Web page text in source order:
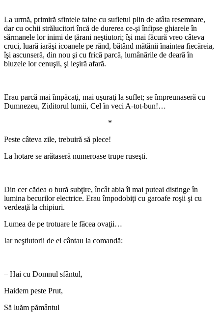
La urmă, primiră sfintele taine cu sufletul plin de atâta resemnare,
dar cu ochii strălucitori încă de durerea ce-şi înfipse ghiarele în
sărmanele lor inimi de ţărani neştiutori; îşi mai făcură vreo câteva
cruci, luară iarăşi icoanele pe rând, bătând mătănii înaintea fiecăreia,
îşi ascunseră, din nou şi cu frică parcă, lumânările de deară în
bluzele lor cenuşii, şi ieşiră afară.
Erau parcă mai împăcaţi, mai uşuraţi la suflet; se împreunaseră cu
Dumnezeu, Ziditorul lumii, Cel în veci A-tot-bun!…
*
Peste câteva zile, trebuiră să plece!
La hotare se arătaseră numeroase trupe ruseşti.
Din cer cădea o bură subţire, încât abia îi mai puteai distinge în
lumina becurilor electrice. Erau împodobiţi cu garoafe roşii şi cu
verdeaţă la chipiuri.
Lumea de pe trotuare le făcea ovaţii…
Iar neştiutorii de ei cântau la comandă:
– Hai cu Domnul sfântul,
Haidem peste Prut,
Să luăm pământul